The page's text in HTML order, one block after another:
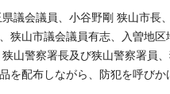
議会議員、小谷野剛 狭山市長
狭山市議会議員有志、入曽地区
山警察署長及び狭山警察署員
を配布しながら、防犯を呼びか